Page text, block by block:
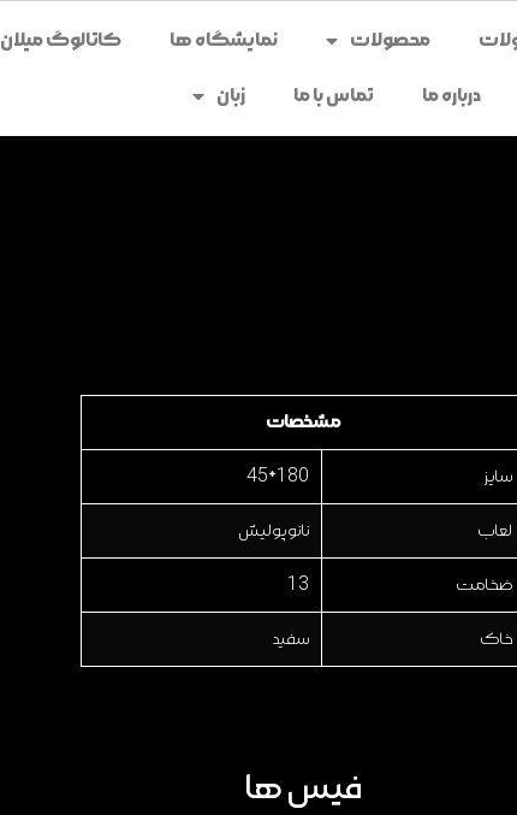
محصولات نمایشگاه ها کاتالوگ میلان
درباره ما تماس با ما زبان
مشخصات
سایز 180*45
لعاب نانو پولیش
ضخامت 13
خاک سفید
فیس ها